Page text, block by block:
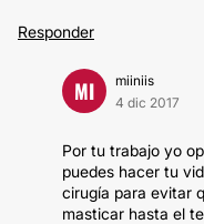
Responder
MI
miiniis
4 dic 2017
Por tu trabajo yo
puedes hacer tu
cirugía para evitar
masticar hasta el